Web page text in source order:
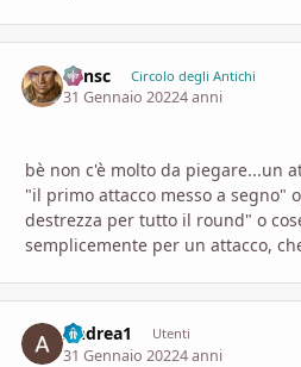
Minsc Circolo degli Antichi
31 Gennaio 20224 anni
bè non c'è molto da piegare...un
"il primo attacco messo a segno"
destrezza per tutto il round" o
semplicemente per un attacco,
Andrea1 Utenti
31 Gennaio 20224 anni